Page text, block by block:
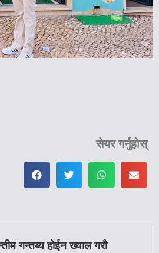
सेयर गर्नुहोस्
गन्तब्य होईन ख्याल गरौ